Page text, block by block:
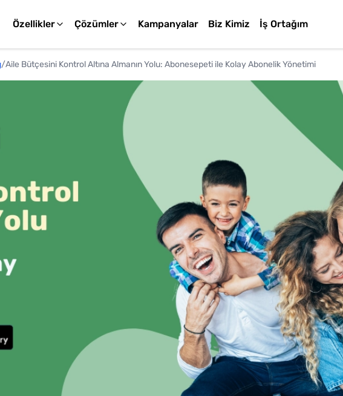
Özellikler Çözümler Kampanyalar Biz Kimiz İş Ortağım
/Aile Bütçesini Kontrol Altına Almanın Yolu: Abonesepeti ile Kolay Abonelik Yönetimi